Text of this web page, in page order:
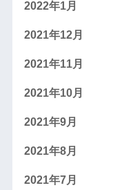
2022年1月
2021年12月
2021年11月
2021年10月
2021年9月
2021年8月
2021年7月